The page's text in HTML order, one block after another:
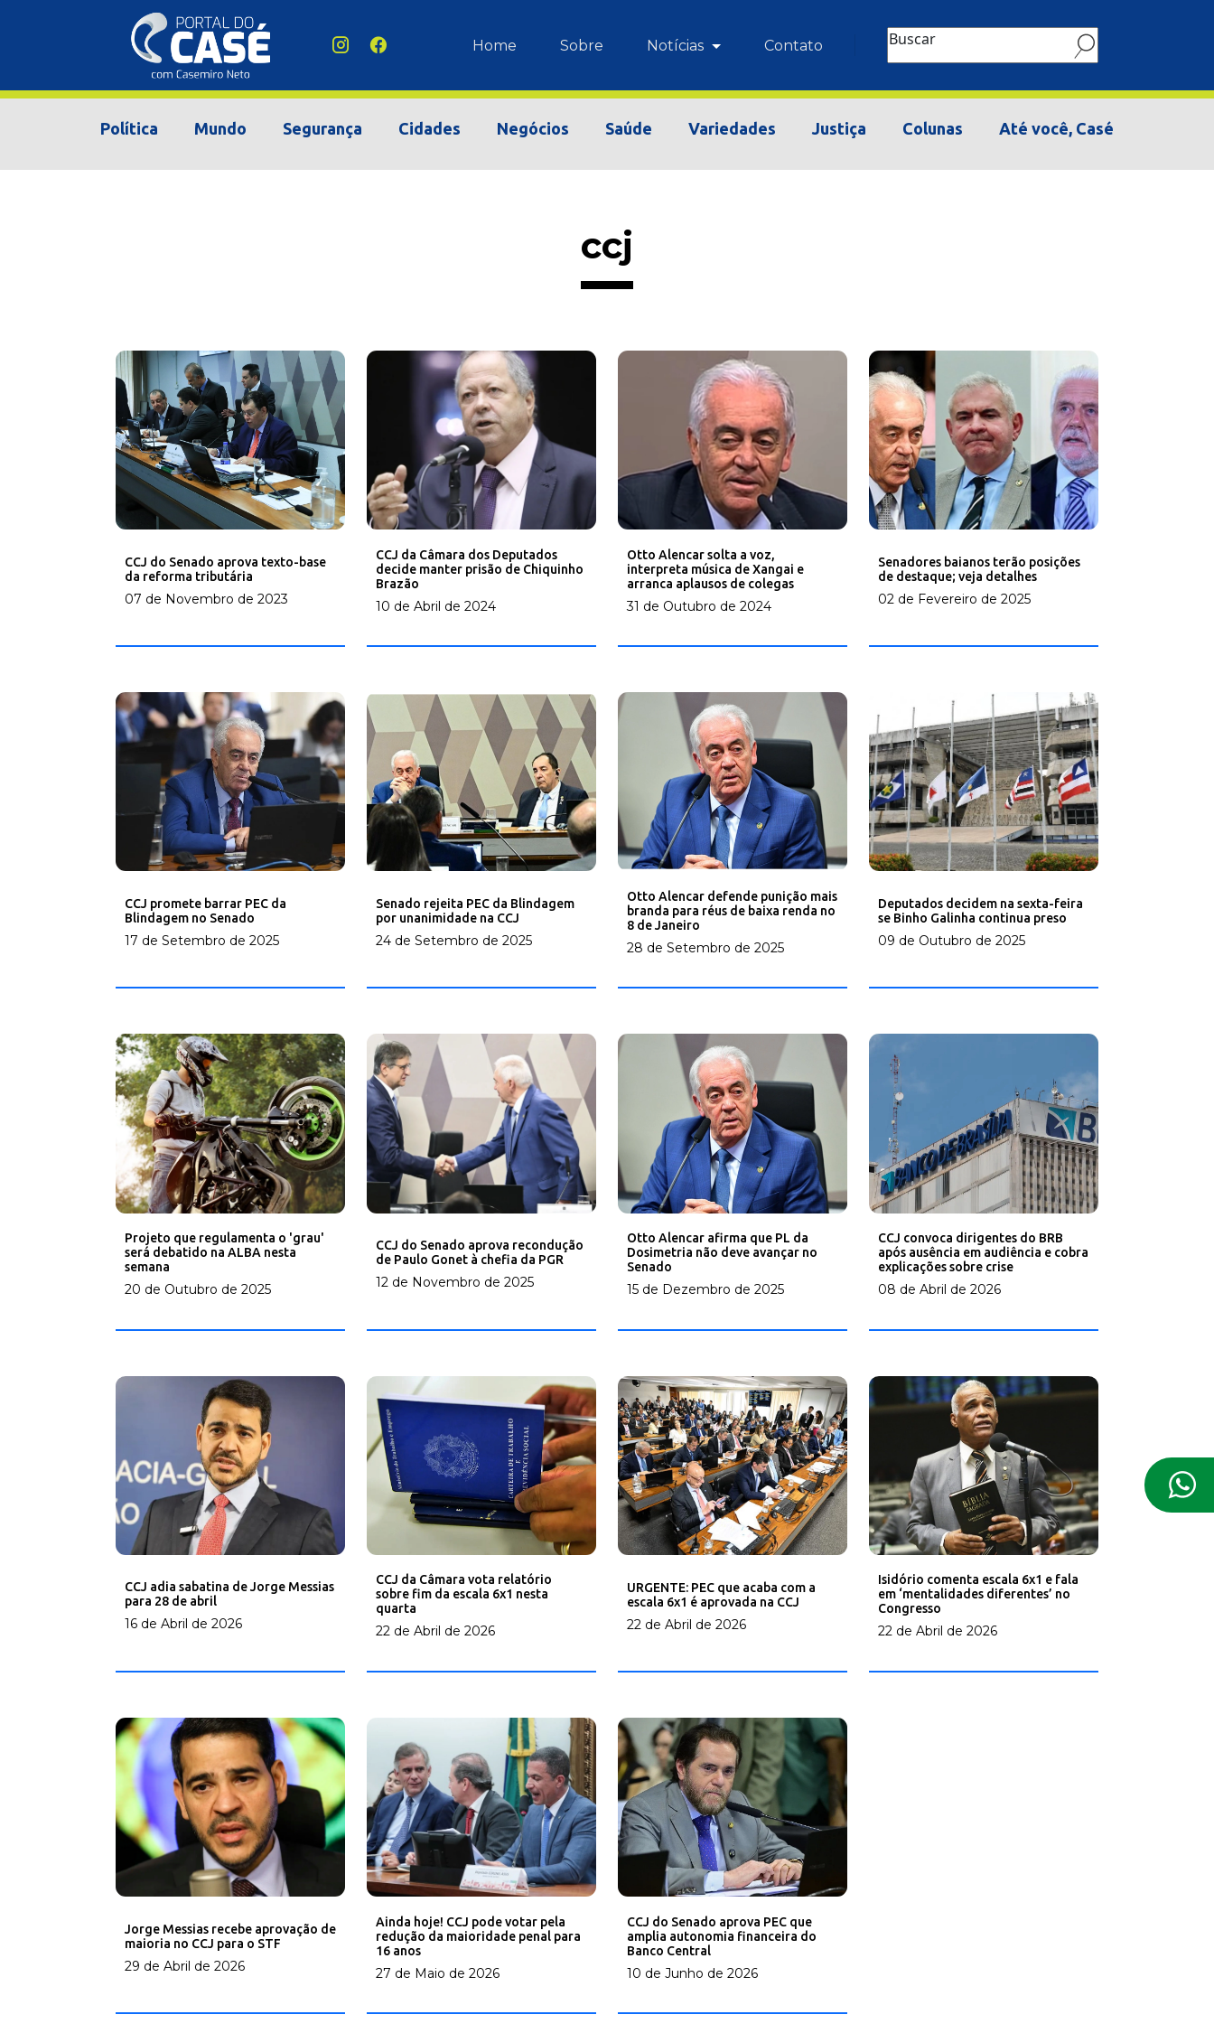
Home Sobre Notícias Contato Buscar
Política Mundo Segurança Cidades Negócios Saúde Variedades Justiça Colunas Até você, Casé
ccj
CCJ do Senado aprova texto-base
da reforma tributária
07 de Novembro de 2023
CCJ da Câmara dos Deputados
decide manter prisão de Chiquinho
Brazão
10 de Abril de 2024
Otto Alencar solta a voz,
interpreta música de Xangai e
arranca aplausos de colegas
31 de Outubro de 2024
Senadores baianos terão posições
de destaque; veja detalhes
02 de Fevereiro de 2025
CCJ promete barrar PEC da
Blindagem no Senado
17 de Setembro de 2025
Senado rejeita PEC da Blindagem
por unanimidade na CCJ
24 de Setembro de 2025
Otto Alencar defende punição mais
branda para réus de baixa renda no
8 de Janeiro
28 de Setembro de 2025
Deputados decidem na sexta-feira
se Binho Galinha continua preso
09 de Outubro de 2025
Projeto que regulamenta o 'grau'
será debatido na ALBA nesta
semana
20 de Outubro de 2025
CCJ do Senado aprova recondução
de Paulo Gonet à chefia da PGR
12 de Novembro de 2025
Otto Alencar afirma que PL da
Dosimetria não deve avançar no
Senado
15 de Dezembro de 2025
CCJ convoca dirigentes do BRB
após ausência em audiência e cobra
explicações sobre crise
08 de Abril de 2026
CCJ adia sabatina de Jorge Messias
para 28 de abril
16 de Abril de 2026
CCJ da Câmara vota relatório
sobre fim da escala 6x1 nesta
quarta
22 de Abril de 2026
URGENTE: PEC que acaba com a
escala 6x1 é aprovada na CCJ
22 de Abril de 2026
Isidório comenta escala 6x1 e fala
em ‘mentalidades diferentes’ no
Congresso
22 de Abril de 2026
Jorge Messias recebe aprovação de
maioria no CCJ para o STF
29 de Abril de 2026
Ainda hoje! CCJ pode votar pela
redução da maioridade penal para
16 anos
27 de Maio de 2026
CCJ do Senado aprova PEC que
amplia autonomia financeira do
Banco Central
10 de Junho de 2026